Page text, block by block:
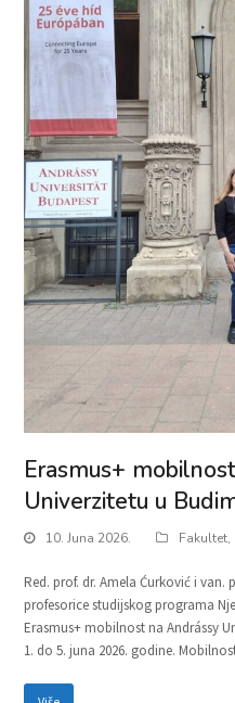
Erasmus+
Univerzitetu u
10. Juna 2026. Fakultet,
Red. prof. dr. Amela Ćurković i van.
profesorice studijskog programa
Erasmus+ mobilnost na Andrássy
1. do 5. juna 2026. godine.